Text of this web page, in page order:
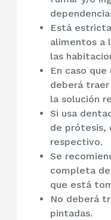
Está
alimentos a
las
En caso
deberá
la solución
Si usa
de prótesis,
respectivo.
Se
completa
que está
No deberá
pintadas.